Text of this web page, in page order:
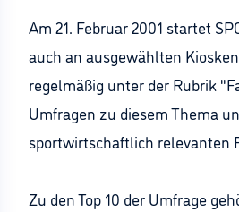
Am 21. Februar 2001 startet
auch an ausgewählten
regelmäßig unter der Rubrik
Umfragen zu diesem Thema
sportwirtschaftlich relevanten
Zu den Top 10 der Umfrage